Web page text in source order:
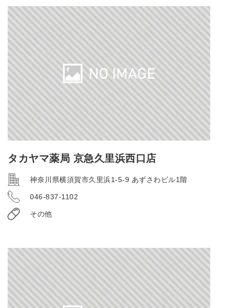
タカヤマ薬局 京急久里浜西口店
神奈川県横須賀市久里浜1-5-9 あずさわビル1階
046-837-1102
その他